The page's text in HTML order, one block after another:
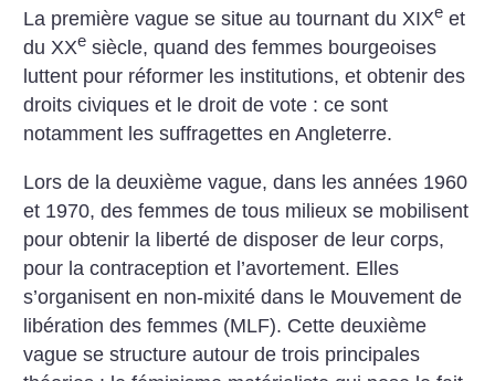
La première vague se situe au tournant du XIXe et
du XXe siècle, quand des femmes bourgeoises
luttent pour réformer les institutions, et obtenir des
droits civiques et le droit de vote : ce sont
notamment les suffragettes en Angleterre.
Lors de la deuxième vague, dans les années 1960
et 1970, des femmes de tous milieux se mobilisent
pour obtenir la liberté de disposer de leur corps,
pour la contraception et l’avortement. Elles
s’organisent en non-mixité dans le Mouvement de
libération des femmes (MLF). Cette deuxième
vague se structure autour de trois principales